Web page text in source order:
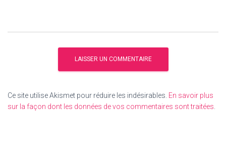
Ce site utilise Akismet pour réduire les indésirables. En savoir plus
sur la façon dont les données de vos commentaires sont traitées